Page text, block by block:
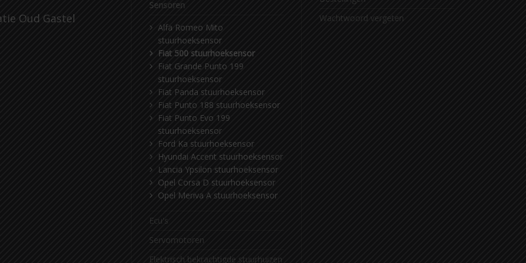
Oud Gastel
Sensoren
Alfa Romeo Mito
stuurhoeksensor
Fiat 500 stuurhoeksensor
Fiat Grande Punto 199
stuurhoeksensor
Fiat Panda stuurhoeksensor
Fiat Punto 188 stuurhoeksensor
Fiat Punto Evo 199
stuurhoeksensor
Ford Ka stuurhoeksensor
Hyundai Accent stuurhoeksensor
Lancia Ypsilon stuurhoeksensor
Opel Corsa D stuurhoeksensor
Opel Meriva A stuurhoeksensor
Ecu's
Servomotoren
Elektrisch bekrachtigde stuurhuizen
Wachtwoord vergeten